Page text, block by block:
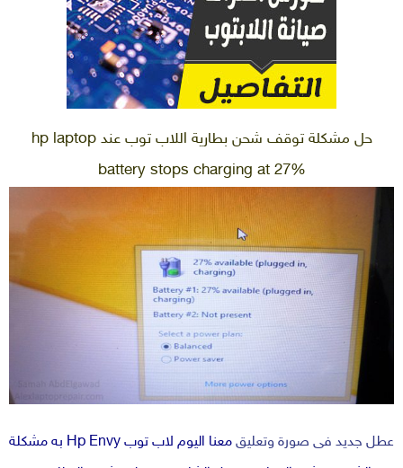
حل مشكلة توقف شحن بطارية اللاب توب عند hp laptop
battery stops charging at 27%
عطل جديد فى صورة وتعليق
معنا اليوم لاب توب Hp Envy به مشكلة